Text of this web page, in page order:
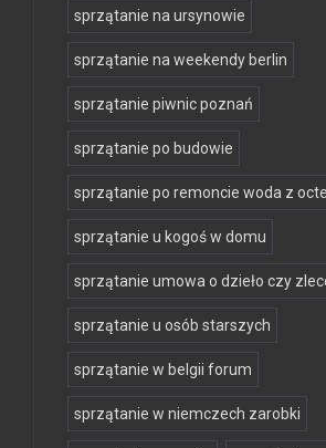
sprzątanie na ursynowie
sprzątanie na weekendy berlin
sprzątanie piwnic poznań
sprzątanie po budowie
sprzątanie po remoncie woda z
sprzątanie u kogoś w domu
sprzątanie umowa o dzieło czy
sprzątanie u osób starszych
sprzątanie w belgii forum
sprzątanie w niemczech zarobki